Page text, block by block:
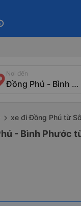
Nơi đến
xe đi Đồng Phú từ
- Bình Phước